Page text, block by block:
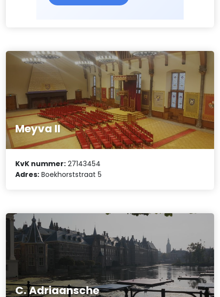
Meyva II
KvK nummer: 27143454
Adres: Boekhorststraat 5
C. Adriaansche